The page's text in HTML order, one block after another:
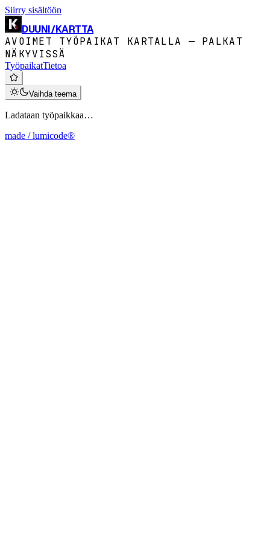
Siirry sisältöön
DUUNI/KARTTA
AVOIMET TYÖPAIKAT KARTALLA — PALKAT
NÄKYVISSÄ
TyöpaikatTietoa
Vaihda teema
Ladataan työpaikkaa…
made / lumicode®